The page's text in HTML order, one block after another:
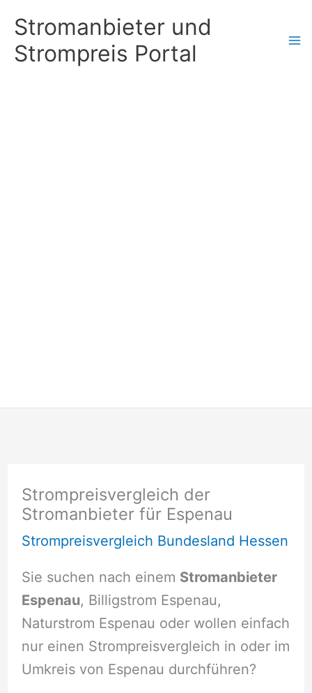
Inhalt
springen
Stromanbieter und
Strompreis Portal
Strompreisvergleich der
Stromanbieter für Espenau
Strompreisvergleich Bundesland Hessen
Sie suchen nach einem Stromanbieter
Espenau, Billigstrom Espenau,
Naturstrom Espenau oder wollen einfach
nur einen Strompreisvergleich in oder im
Umkreis von Espenau durchführen?